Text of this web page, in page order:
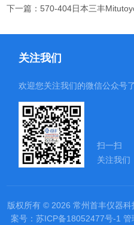
下一篇：570-404日本三丰
关注我们
欢迎您关注我们的微信公众号
扫一扫
关注我们
版权所有 © 2026 常州首丰仪器
案号：苏ICP备18052477号-1 管